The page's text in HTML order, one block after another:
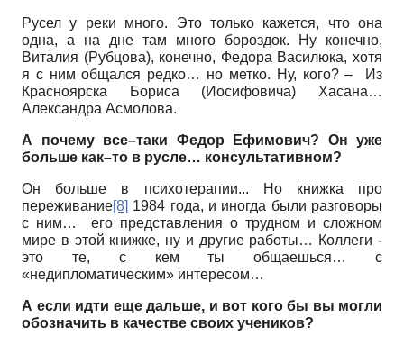
Русел у реки много. Это только кажется, что она
одна, а на дне там много бороздок. Ну конечно,
Виталия (Рубцова), конечно, Федора Василюка, хотя
я с ним общался редко… но метко. Ну, кого? – Из
Красноярска Бориса (Иосифовича) Хасана…
Александра Асмолова.
А почему все–таки Федор Ефимович? Он уже
больше как–то в русле… консультативном?
Он больше в психотерапии... Но книжка про
переживание[8] 1984 года, и иногда были разговоры
с ним… его представления о трудном и сложном
мире в этой книжке, ну и другие работы… Коллеги -
это те, с кем ты общаешься… с
«недипломатическим» интересом…
А если идти еще дальше, и вот кого бы вы могли
обозначить в качестве своих учеников?